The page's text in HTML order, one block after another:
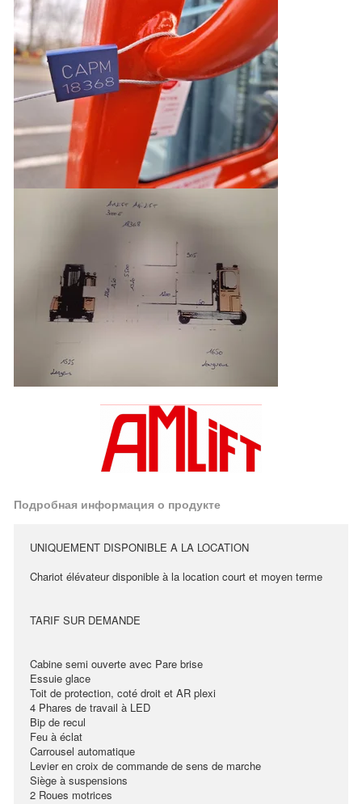
Подробная информация о продукте
UNIQUEMENT DISPONIBLE A LA LOCATION
Chariot élévateur disponible à la location court et moyen terme
TARIF SUR DEMANDE
Cabine semi ouverte avec Pare brise
Essuie glace
Toit de protection, coté droit et AR plexi
4 Phares de travail à LED
Bip de recul
Feu à éclat
Carrousel automatique
Levier en croix de commande de sens de marche
Siège à suspensions
2 Roues motrices